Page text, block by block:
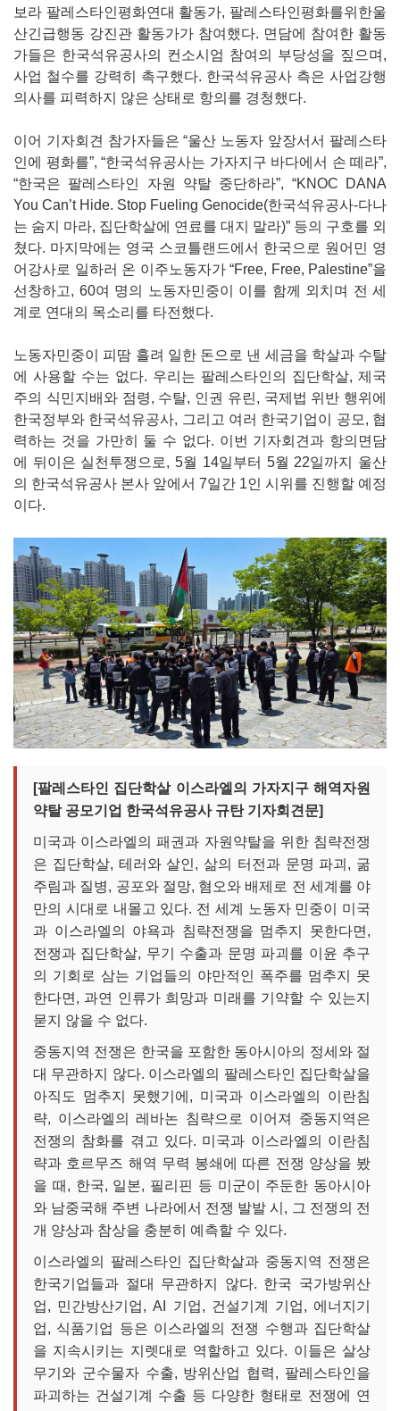
보라 팔레스타인평화연대 활동가, 팔레스타인평화를위한울
산긴급행동 강진관 활동가가 참여했다. 면담에 참여한 활동
가들은 한국석유공사의 컨소시엄 참여의 부당성을 짚으며,
사업 철수를 강력히 촉구했다. 한국석유공사 측은 사업강행
의사를 피력하지 않은 상태로 항의를 경청했다.
이어 기자회견 참가자들은 “울산 노동자 앞장서서 팔레스타
인에 평화를”, “한국석유공사는 가자지구 바다에서 손 떼라”,
“한국은 팔레스타인 자원 약탈 중단하라”, “KNOC DANA
You Can’t Hide. Stop Fueling Genocide(한국석유공사-다나
는 숨지 마라, 집단학살에 연료를 대지 말라)” 등의 구호를 외
쳤다. 마지막에는 영국 스코틀랜드에서 한국으로 원어민 영
어강사로 일하러 온 이주노동자가 “Free, Free, Palestine”을
선창하고, 60여 명의 노동자민중이 이를 함께 외치며 전 세
계로 연대의 목소리를 타전했다.
노동자민중이 피땀 흘려 일한 돈으로 낸 세금을 학살과 수탈
에 사용할 수는 없다. 우리는 팔레스타인의 집단학살, 제국
주의 식민지배와 점령, 수탈, 인권 유린, 국제법 위반 행위에
한국정부와 한국석유공사, 그리고 여러 한국기업이 공모, 협
력하는 것을 가만히 둘 수 없다. 이번 기자회견과 항의면담
에 뒤이은 실천투쟁으로, 5월 14일부터 5월 22일까지 울산
의 한국석유공사 본사 앞에서 7일간 1인 시위를 진행할 예정
이다.
[팔레스타인 집단학살 이스라엘의 가자지구 해역자원
약탈 공모기업 한국석유공사 규탄 기자회견문]
미국과 이스라엘의 패권과 자원약탈을 위한 침략전쟁
은 집단학살, 테러와 살인, 삶의 터전과 문명 파괴, 굶
주림과 질병, 공포와 절망, 혐오와 배제로 전 세계를 야
만의 시대로 내몰고 있다. 전 세계 노동자 민중이 미국
과 이스라엘의 야욕과 침략전쟁을 멈추지 못한다면,
전쟁과 집단학살, 무기 수출과 문명 파괴를 이윤 추구
의 기회로 삼는 기업들의 야만적인 폭주를 멈추지 못
한다면, 과연 인류가 희망과 미래를 기약할 수 있는지
묻지 않을 수 없다.
중동지역 전쟁은 한국을 포함한 동아시아의 정세와 절
대 무관하지 않다. 이스라엘의 팔레스타인 집단학살을
아직도 멈추지 못했기에, 미국과 이스라엘의 이란침
략, 이스라엘의 레바논 침략으로 이어져 중동지역은
전쟁의 참화를 겪고 있다. 미국과 이스라엘의 이란침
략과 호르무즈 해역 무력 봉쇄에 따른 전쟁 양상을 봤
을 때, 한국, 일본, 필리핀 등 미군이 주둔한 동아시아
와 남중국해 주변 나라에서 전쟁 발발 시, 그 전쟁의 전
개 양상과 참상을 충분히 예측할 수 있다.
이스라엘의 팔레스타인 집단학살과 중동지역 전쟁은
한국기업들과 절대 무관하지 않다. 한국 국가방위산
업, 민간방산기업, AI 기업, 건설기계 기업, 에너지기
업, 식품기업 등은 이스라엘의 전쟁 수행과 집단학살
을 지속시키는 지렛대로 역할하고 있다. 이들은 살상
무기와 군수물자 수출, 방위산업 협력, 팔레스타인을
파괴하는 건설기계 수출 등 다양한 형태로 전쟁에 연